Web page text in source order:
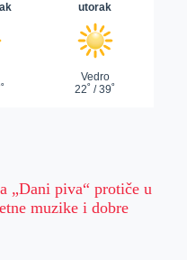
„Dani piva“ protiče u
muzike i dobre